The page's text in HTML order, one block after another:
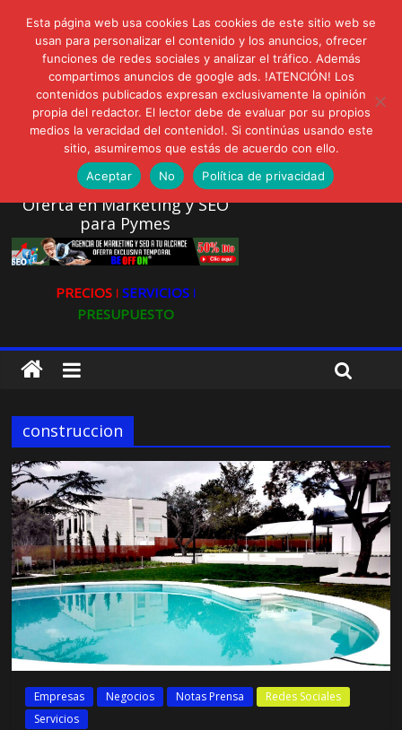
lunes, agosto 3, 2026
Novedades:
AVISPEX PLUS FORTE Bioeffitech y Protección natural sin
dañar el entorno
LIVAM estrena Agua de Sal
Ultravioleta Radio, Cómo una radio sin fines comerciales
conquistó a miles de oyentes
IA: Su importancia en las redes sociales
Gravatar: Tu Huella Digital en las Redes Sociales
Oferta en Marketing y SEO
para Pymes
PRECIOS ǀ SERVICIOS ǀ
PRESUPUESTO
construccion
Empresas Negocios Notas Prensa
Redes Sociales
Servicios
Esta página web usa cookies Las cookies de este sitio web se
usan para personalizar el contenido y los anuncios, ofrecer
funciones de redes sociales y analizar el tráfico. Además
compartimos anuncios de google ads. !ATENCIÓN! Los
contenidos publicados expresan exclusivamente la opinión
propia del redactor. El lector debe de evaluar por su propios
medios la veracidad del contenido!. Si continúas usando este
sitio, asumiremos que estás de acuerdo con ello.
Aceptar
No Política de privacidad